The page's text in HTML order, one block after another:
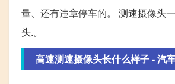
量、还有违章停车的。 测速摄像头
头.。
高速测速摄像头长什么样子 - 汽